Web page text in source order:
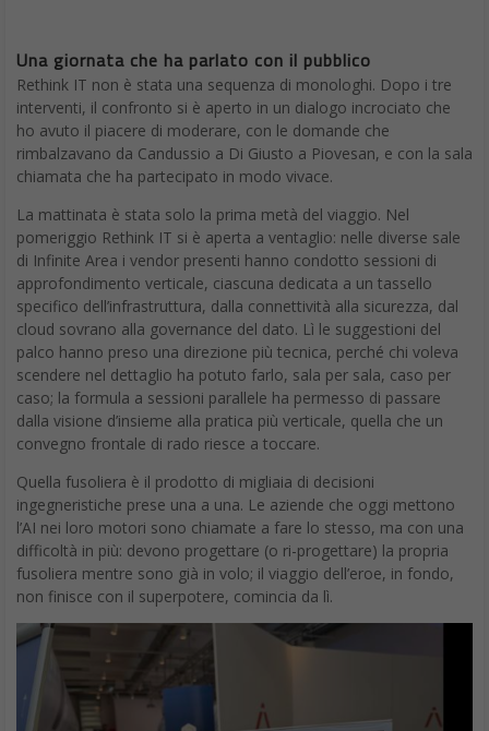
Una giornata che ha parlato con il pubblico
Rethink IT non è stata una sequenza di monologhi. Dopo i tre
interventi, il confronto si è aperto in un dialogo incrociato che
ho avuto il piacere di moderare, con le domande che
rimbalzavano da Candussio a Di Giusto a Piovesan, e con la sala
chiamata che ha partecipato in modo vivace.
La mattinata è stata solo la prima metà del viaggio. Nel
pomeriggio Rethink IT si è aperta a ventaglio: nelle diverse sale
di Infinite Area i vendor presenti hanno condotto sessioni di
approfondimento verticale, ciascuna dedicata a un tassello
specifico dell’infrastruttura, dalla connettività alla sicurezza, dal
cloud sovrano alla governance del dato. Lì le suggestioni del
palco hanno preso una direzione più tecnica, perché chi voleva
scendere nel dettaglio ha potuto farlo, sala per sala, caso per
caso; la formula a sessioni parallele ha permesso di passare
dalla visione d’insieme alla pratica più verticale, quella che un
convegno frontale di rado riesce a toccare.
Quella fusoliera è il prodotto di migliaia di decisioni
ingegneristiche prese una a una. Le aziende che oggi mettono
l’AI nei loro motori sono chiamate a fare lo stesso, ma con una
difficoltà in più: devono progettare (o ri-progettare) la propria
fusoliera mentre sono già in volo; il viaggio dell’eroe, in fondo,
non finisce con il superpotere, comincia da lì.